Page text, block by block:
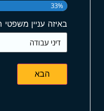
33%
באיזה עניין משפטי